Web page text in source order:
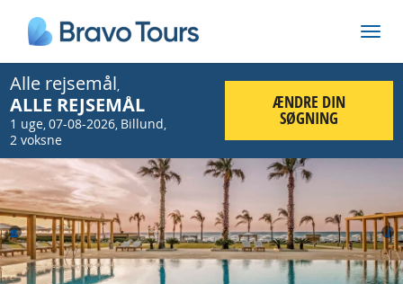
Alle rejsemål,
ALLE REJSEMÅL
1 uge,07-08-2026, Billund,
2 voksne
ÆNDRE DIN
SØGNING
Prev